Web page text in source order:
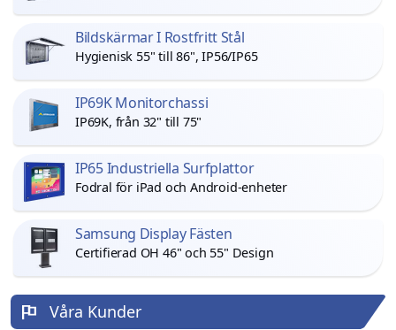
Bildskärmar I Rostfritt Stål
Hygienisk 55" till 86", IP56/IP65
IP69K Monitorchassi
IP69K, från 32" till 75"
IP65 Industriella Surfplattor
Fodral för iPad och Android-enheter
Samsung Display Fästen
Certifierad OH 46" och 55" Design
Våra Kunder